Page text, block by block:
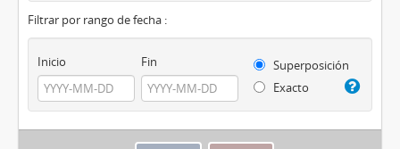
Filtrar por rango de fecha :
Inicio Fin
Superposición
Exacto